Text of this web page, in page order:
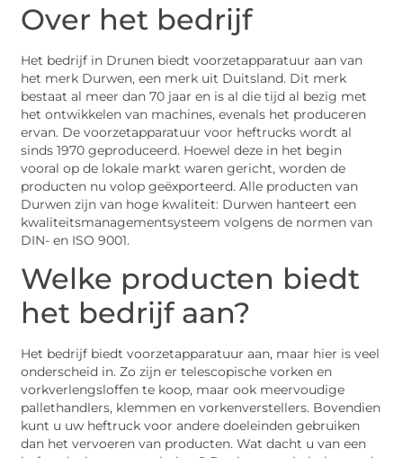
Over het bedrijf
Het bedrijf in Drunen biedt voorzetapparatuur aan van
het merk Durwen, een merk uit Duitsland. Dit merk
bestaat al meer dan 70 jaar en is al die tijd al bezig met
het ontwikkelen van machines, evenals het produceren
ervan. De voorzetapparatuur voor heftrucks wordt al
sinds 1970 geproduceerd. Hoewel deze in het begin
vooral op de lokale markt waren gericht, worden de
producten nu volop geëxporteerd. Alle producten van
Durwen zijn van hoge kwaliteit: Durwen hanteert een
kwaliteitsmanagementsysteem volgens de normen van
DIN- en ISO 9001.
Welke producten biedt
het bedrijf aan?
Het bedrijf biedt voorzetapparatuur aan, maar hier is veel
onderscheid in. Zo zijn er telescopische vorken en
vorkverlengsloffen te koop, maar ook meervoudige
pallethandlers, klemmen en vorkenverstellers. Bovendien
kunt u uw heftruck voor andere doeleinden gebruiken
dan het vervoeren van producten. Wat dacht u van een